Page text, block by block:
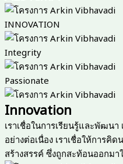
INNOVATION
Integrity
Passionate
Innovation
เราเชื่อในการเรียนรู้และพัฒน
อย่างต่อเนื่อง เราเชื่อให้การคิ
สร้างสรรค์ ซึ่งถูกสะท้อนออกม